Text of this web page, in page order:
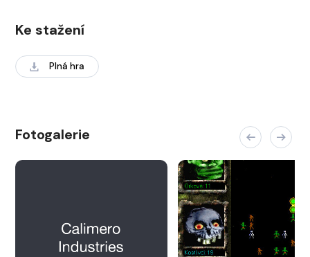
Ke stažení
Plná hra
Fotogalerie